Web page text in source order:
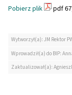
Pobierz plik
pdf
Wytworzył(a): JM Rektor
Wprowadził(a) do BIP:
Zaktualizował(a):